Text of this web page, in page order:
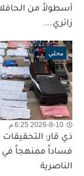
أسطولاً من
زائري...
محلي
2026-8-10 6:25 م
ذي قار:
فساداً ممنهجاً في
الناصرية